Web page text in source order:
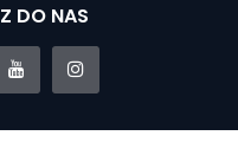
DO NAS